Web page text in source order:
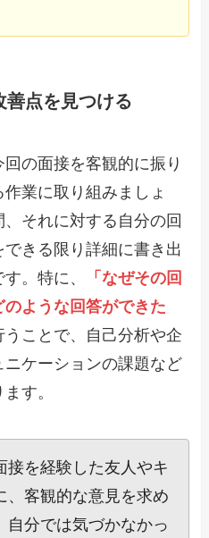
善点を見つける
の面接を客観的に振り
業に取り組みましょ
それに対する自分の回
きる限り詳細に書き出
。特に、
「なぜその回
ような回答ができた
うことで、自己分析や企
ケーションの課題など
す。
接を経験した友人やキ
、客観的な意見を求め
自分では気づかなかっ